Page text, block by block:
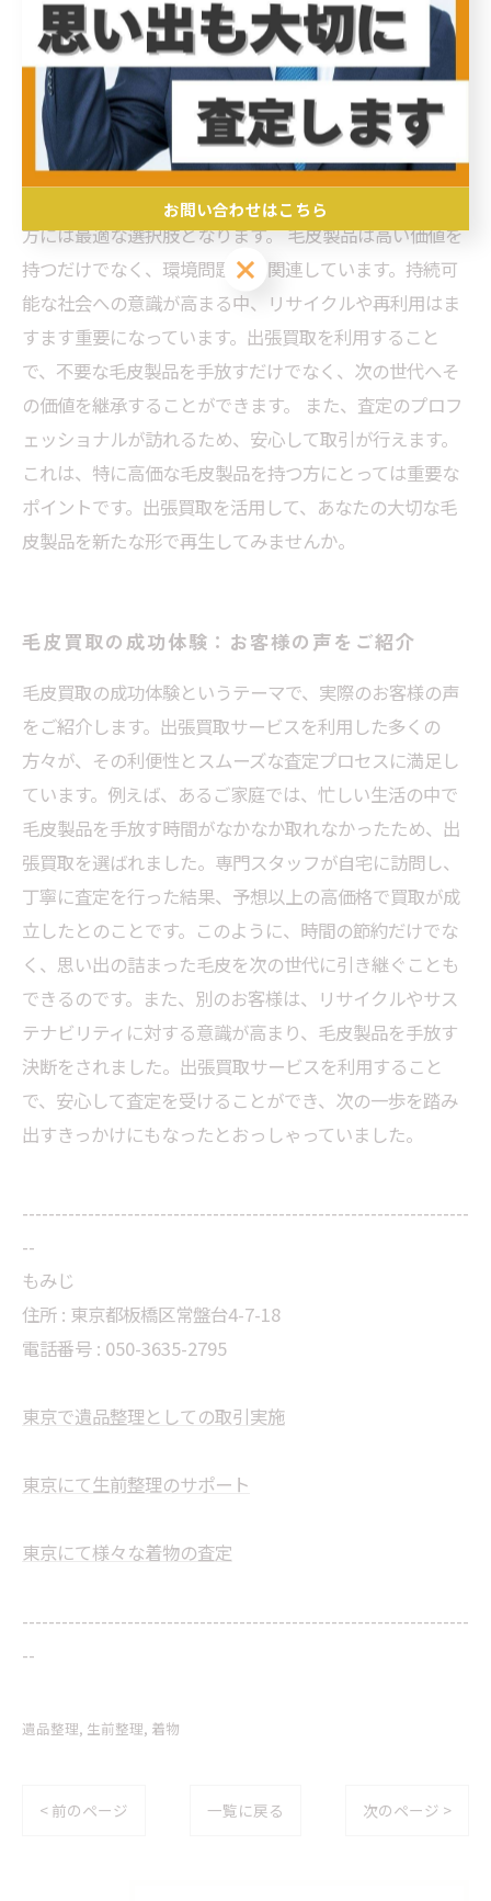
出張買取でスムーズな査定を受ける方法
最近、毛皮買取サービスの需要が急増しています。特
に、出張買取の利便性が多くの人々から注目されていま
す。忙しい現代人にとって、自宅で専門のスタッフによ
る査定が受けられるのは大変便利です。出張買取は、時
間を節約し、手間を省くことができるため、特に忙しい
方には最適な選択肢となります。 毛皮製品は高い価値を
持つだけでなく、環境問題にも関連しています。持続可
能な社会への意識が高まる中、リサイクルや再利用はま
すます重要になっています。出張買取を利用すること
で、不要な毛皮製品を手放すだけでなく、次の世代へそ
の価値を継承することができます。 また、査定のプロフ
ェッショナルが訪れるため、安心して取引が行えます。
これは、特に高価な毛皮製品を持つ方にとっては重要な
ポイントです。出張買取を活用して、あなたの大切な毛
皮製品を新たな形で再生してみませんか。
毛皮買取の成功体験：お客様の声をご紹介
毛皮買取の成功体験というテーマで、実際のお客様の声
をご紹介します。出張買取サービスを利用した多くの
方々が、その利便性とスムーズな査定プロセスに満足し
ています。例えば、あるご家庭では、忙しい生活の中で
毛皮製品を手放す時間がなかなか取れなかったため、出
張買取を選ばれました。専門スタッフが自宅に訪問し、
丁寧に査定を行った結果、予想以上の高価格で買取が成
立したとのことです。このように、時間の節約だけでな
く、思い出の詰まった毛皮を次の世代に引き継ぐことも
できるのです。また、別のお客様は、リサイクルやサス
テナビリティに対する意識が高まり、毛皮製品を手放す
決断をされました。出張買取サービスを利用すること
で、安心して査定を受けることができ、次の一歩を踏み
出すきっかけにもなったとおっしゃっていました。
--------------------------------------------------------------------
--
もみじ
住所 : 東京都板橋区常盤台4-7-18
電話番号 : 050-3635-2795
東京で遺品整理としての取引実施
東京にて生前整理のサポート
東京にて様々な着物の査定
--------------------------------------------------------------------
--
遺品整理 生前整理 着物
< 前のページ 一覧に戻る 次のページ >
お問い合わせはこちら
お問い合わせはこちら